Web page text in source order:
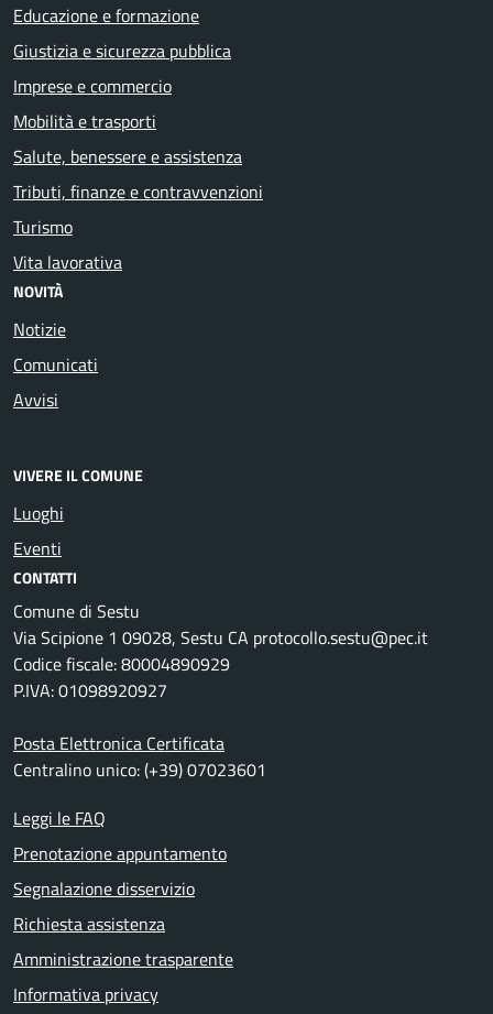
Educazione e formazione
Giustizia e sicurezza pubblica
Imprese e commercio
Mobilità e trasporti
Salute, benessere e assistenza
Tributi, finanze e contravvenzioni
Turismo
Vita lavorativa
NOVITÀ
Notizie
Comunicati
Avvisi
VIVERE IL COMUNE
Luoghi
Eventi
CONTATTI
Comune di Sestu
Via Scipione 1 09028, Sestu CA protocollo.sestu@pec.it
Codice fiscale: 80004890929
P.IVA: 01098920927
Posta Elettronica Certificata
Centralino unico: (+39) 07023601
Leggi le FAQ
Prenotazione appuntamento
Segnalazione disservizio
Richiesta assistenza
Amministrazione trasparente
Informativa privacy